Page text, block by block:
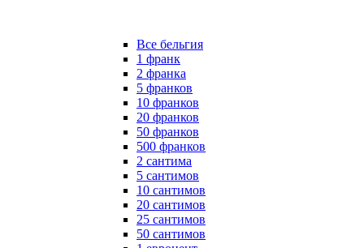
Все бельгия
1 франк
2 франка
5 франков
10 франков
20 франков
50 франков
500 франков
2 сантима
5 сантимов
10 сантимов
20 сантимов
25 сантимов
50 сантимов